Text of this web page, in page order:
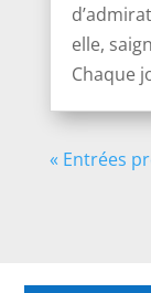
elle,
Chaque
« Entrées